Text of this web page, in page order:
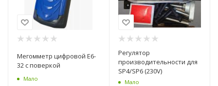
Мегомметр цифровой Е6-
32 с поверкой
Мало
Регулятор
производительности для
SP4/SP6 (230V)
Мало